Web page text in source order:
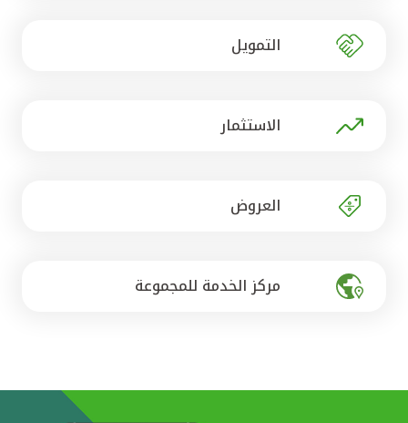
مصر
التمويل
الاستثمار
العروض
مركز الخدمة للمجموعة